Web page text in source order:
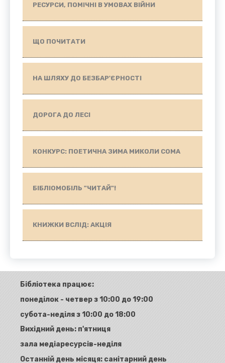
РЕСУРСИ, ПОМІЧНІ В УМОВАХ ВІЙНИ
ЩО ПОЧИТАТИ
НА ШЛЯХУ ДО БЕЗБАР'ЄРНОСТІ
ДОРОГА ДО ЛЕСІ
КОНКУРС: ПОЕТИЧНА ЗИМА МИКОЛИ СОМА
БІБЛІОМОБІЛЬ "ЧИТАЙ"!
КНИЖКИ ВСЛІД: АКЦІЯ
Бібліотека працює:
понеділок - четвер з 10:00 до 19:00
субота-неділя з 10:00 до 18:00
Вихідний день: п'ятниця
зала медіаресурсів-неділя
Останній день місяця: санітарний день